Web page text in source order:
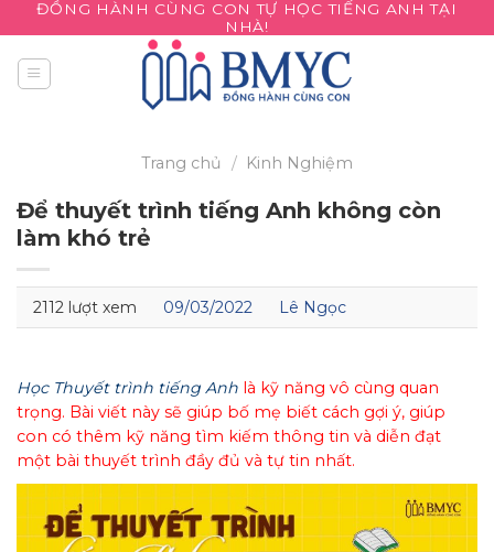
to
content
ĐỒNG HÀNH CÙNG CON TỰ HỌC TIẾNG ANH TẠI
NHÀ!
Trang chủ / Kinh Nghiệm
Để thuyết trình tiếng Anh không còn
làm khó trẻ
2112 lượt xem 09/03/2022 Lê Ngọc
Học Thuyết trình tiếng Anh là kỹ năng vô cùng quan
trọng. Bài viết này sẽ giúp bố mẹ biết cách gợi ý, giúp
con có thêm kỹ năng tìm kiếm thông tin và diễn đạt
một bài thuyết trình đầy đủ và tự tin nhất.